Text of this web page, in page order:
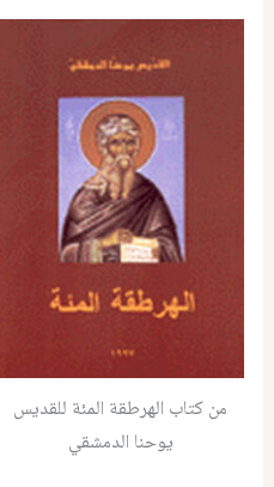
من كتاب الهرطقة المئة للقديس
يوحنا الدمشقي